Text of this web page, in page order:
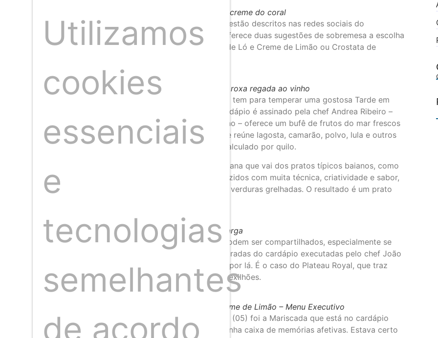
Camarão Carabineiro com capellini, tartar e creme do coral
Tanto no almoço como no jantar (os menus estão descritos nas redes sociais do
restaurante), o combo do Menu Executivo oferece duas sugestões de sobremesa a escolha
do cliente: Mimosa ao Limoncello com Pão de Ló e Creme de Limão ou Crostata de
Polvo Grelhado com batata rústica e cebola roxa regada ao vinho
Mas esse não é o único molho que o Mistura tem para temperar uma gostosa Tarde em
Itapuã. De sexta a domingo, a casa, cujo cardápio é assinado pela chef Andrea Ribeiro –
autora também do menu do Mistura Contorno – oferece um bufê de frutos do mar frescos
que funciona como uma ilha de antepastos e reúne lagosta, camarão, polvo, lula e outros
víveres marítimos. Neste serviço o valor é calculado por quilo.
Mas o grande trunfo casa é sua cozinha praiana que vai dos pratos típicos baianos, como
moquecas e ensopados, aos autorais, produzidos com muita técnica, criatividade e sabor,
como o robalo feito na brasa e servido com verduras grelhadas. O resultado é um prato
Pappardelle com Lagosta, manjericão e botarga
Este, assim como outras criações da casa podem ser compartilhados, especialmente se
você já provou uma das bem elaboradas entradas do cardápio executadas pelo chef João
Carvalho, que está há mais de três décadas por lá. É o caso do Plateau Royal, que traz
carabineiro, ostras, lagosta, vieira, atum e mexilhões.
Mimosa ao Limoncello com Pão de Ló e Creme de Limão – Menu Executivo
Mas o que me levou lá na ultima quinta-feira (05) foi a Mariscada que está no cardápio
desde que abriu as portas e que mora na minha caixa de memórias afetivas. Estava certo
Utilizamos
cookies
essenciais
e
tecnologias
semelhantes
de acordo